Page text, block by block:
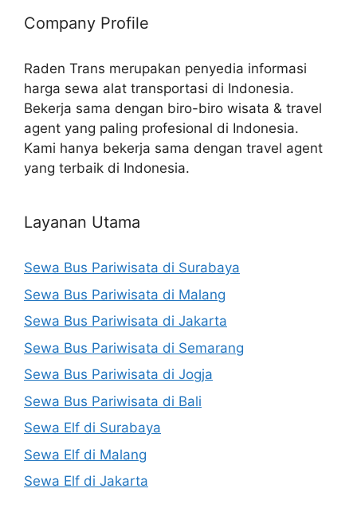
Company Profile
Raden Trans merupakan penyedia informasi
harga sewa alat transportasi di Indonesia.
Bekerja sama dengan biro-biro wisata & travel
agent yang paling profesional di Indonesia.
Kami hanya bekerja sama dengan travel agent
yang terbaik di Indonesia.
Layanan Utama
Sewa Bus Pariwisata di Surabaya
Sewa Bus Pariwisata di Malang
Sewa Bus Pariwisata di Jakarta
Sewa Bus Pariwisata di Semarang
Sewa Bus Pariwisata di Jogja
Sewa Bus Pariwisata di Bali
Sewa Elf di Surabaya
Sewa Elf di Malang
Sewa Elf di Jakarta